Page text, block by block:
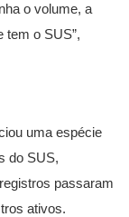
o volume, a
tem o SUS”,
uma espécie
do SUS,
passaram
ativos.